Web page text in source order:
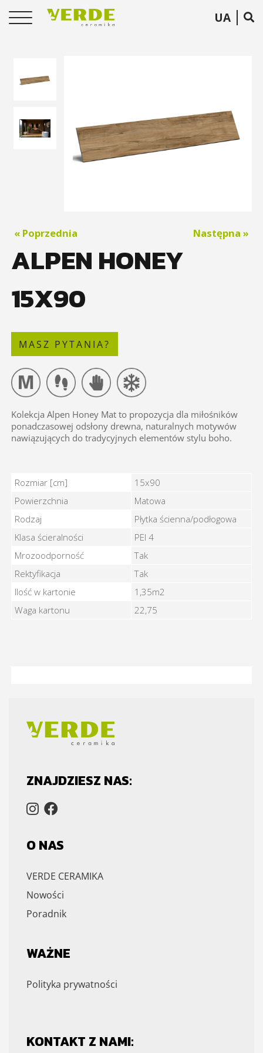
UA
« Poprzednia Następna »
ALPEN HONEY
15X90
MASZ PYTANIA?
Kolekcja Alpen Honey Mat to propozycja dla miłośników
ponadczasowej odsłony drewna, naturalnych motywów
nawiązujących do tradycyjnych elementów stylu boho.
ALPEN HONEY 15X90 - Cechy
Rozmiar [cm]
15x90
Powierzchnia
Matowa
Rodzaj
Płytka ścienna/podłogowa
Klasa ścieralności
PEI 4
Mrozoodporność
Tak
Rektyfikacja
Tak
Ilość w kartonie
1,35m2
Waga kartonu
22,75
ZNAJDZIESZ NAS:
O NAS
VERDE CERAMIKA
Nowości
Poradnik
WAŻNE
Polityka prywatności
KONTAKT Z NAMI: